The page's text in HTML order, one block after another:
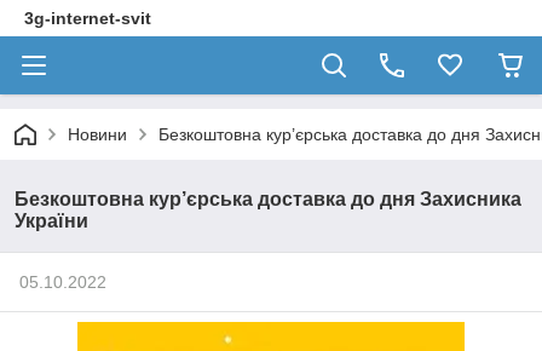
3g-internet-svit
Новини Безкоштовна кур’єрська доставка до дня
Безкоштовна кур’єрська доставка до дня Захисника
України
05.10.2022